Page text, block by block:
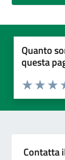
Quanto
questa
Valuta 2
Valuta 1
Contatta